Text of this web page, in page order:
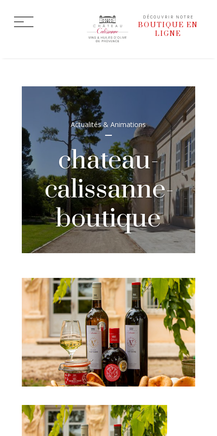
DÉCOUVRIR NOTRE
BOUTIQUE EN
LIGNE
Actualités & Animations
chateau-
calissanne-
boutique